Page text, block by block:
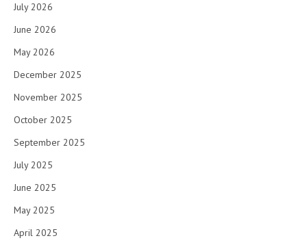
July 2026
June 2026
May 2026
December 2025
November 2025
October 2025
September 2025
July 2025
June 2025
May 2025
April 2025